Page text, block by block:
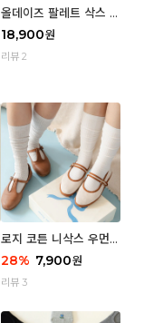
올데이즈 팔레트 삭스 우
먼 5P
18,900원
리뷰 2
로지 코튼 니삭스 우먼 1
P
28% 7,900원
리뷰 3